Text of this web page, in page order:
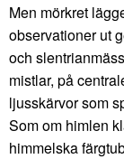
Men mörkret
observationer ut
och
mistlar, på
ljusskärvor som
Som om himlen
himmelska